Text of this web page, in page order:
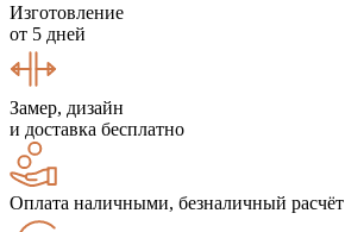
Изготовление
от 5 дней
Замер, дизайн
и доставка бесплатно
Оплата наличными, безналичный расчёт